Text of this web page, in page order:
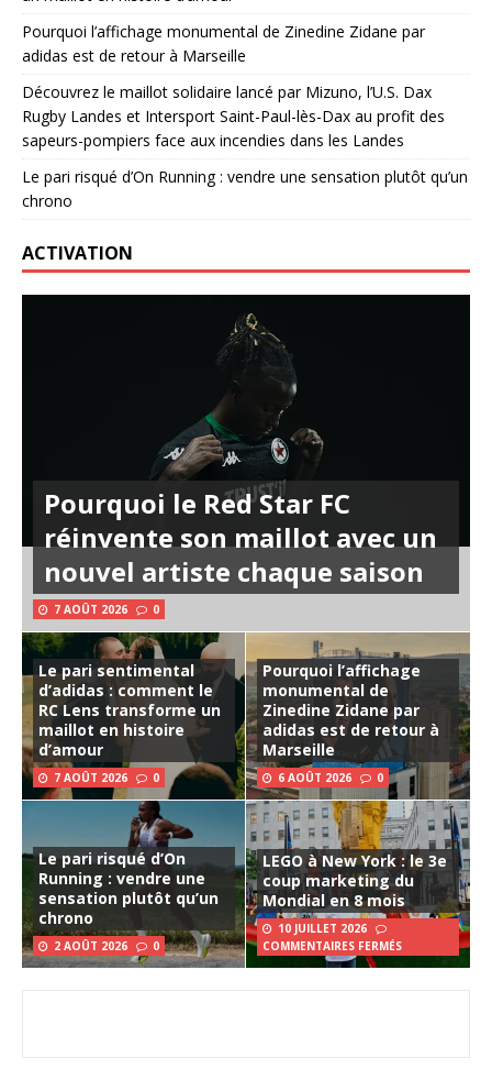
Pourquoi l’affichage monumental de Zinedine Zidane par
adidas est de retour à Marseille
Découvrez le maillot solidaire lancé par Mizuno, l’U.S. Dax
Rugby Landes et Intersport Saint-Paul-lès-Dax au profit des
sapeurs-pompiers face aux incendies dans les Landes
Le pari risqué d’On Running : vendre une sensation plutôt qu’un
chrono
ACTIVATION
Pourquoi le Red Star FC
réinvente son maillot avec un
nouvel artiste chaque saison
7 AOÛT 2026 0
Le pari sentimental
d’adidas : comment le
RC Lens transforme un
maillot en histoire
d’amour
7 AOÛT 2026 0
Pourquoi l’affichage
monumental de
Zinedine Zidane par
adidas est de retour à
Marseille
6 AOÛT 2026 0
Le pari risqué d’On
Running : vendre une
sensation plutôt qu’un
chrono
2 AOÛT 2026 0
LEGO à New York : le 3e
coup marketing du
Mondial en 8 mois
10 JUILLET 2026
COMMENTAIRES FERMÉS